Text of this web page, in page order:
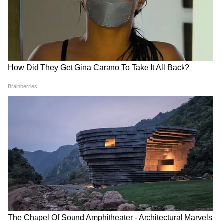
अगर आप ट्रैकिंग, कैंपिंग या आउटडोर एक्टिविटीज के
शौकीन हैं, तो वॉटरप्रूफ LED टॉर्च आपके लिए बेहतरीन
ऑप्शन हो सकती है। यह टॉर्च तेज रोशनी देने के साथ-
साथ बारिश और नमी वाले मौसम में भी बेहतर काम करती
है। ये टार्च ट्रैवलिंग और इमरजेंसी में काफी मददगार
साबित होते हैं।
सबसे ज्यादा सर्च किए जाने वाले सवाल
1. घर के लिए कौन-सी टॉर्च सबसे अच्छी रहती है?
रिचार्जेबल LED टॉर्च घर और इमरजेंसी उपयोग के लिए
सबसे बेहतर मानी जाती है।
DOWNLOAD APP